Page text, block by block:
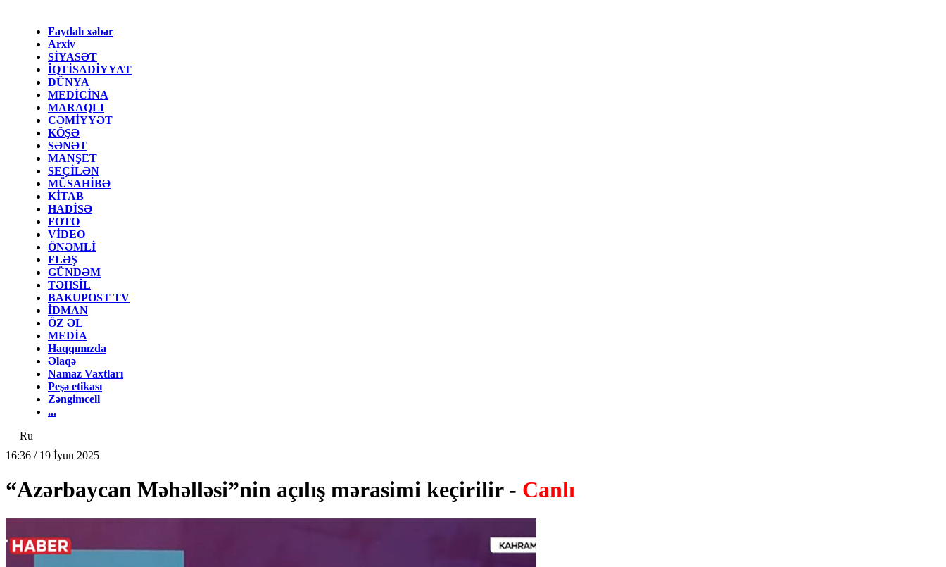
Faydalı xəbər
Arxiv
SİYASƏT
İQTİSADİYYAT
DÜNYA
MEDİCİNA
MARAQLI
CƏMİYYƏT
KÖŞƏ
SƏNƏT
MANŞET
SEÇİLƏN
MÜSAHİBƏ
KİTAB
HADİSƏ
FOTO
VİDEO
ÖNƏMLİ
FLƏŞ
GÜNDƏM
TƏHSİL
BAKUPOST TV
İDMAN
ÖZ ƏL
MEDİA
Haqqımızda
Əlaqə
Namaz Vaxtları
Peşə etikası
Zəngimcell
...
Ru
16:36 / 19 İyun 2025
“Azərbaycan Məhəlləsi”nin açılış mərasimi keçirilir - Canlı